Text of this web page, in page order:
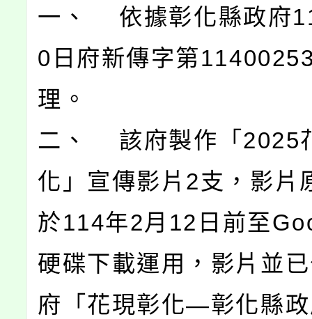
一、 依據彰化縣政府
0日府新傳字第
理。
二、 該府製作「2025
化」宣傳影片2支，影片
於114年2月12日前至
硬碟下載運用，影片並
府「花現彰化—彰化縣